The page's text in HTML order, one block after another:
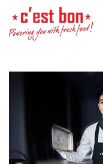
Skip to main content